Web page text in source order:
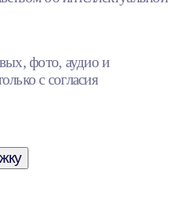
фото, аудио и
с согласия